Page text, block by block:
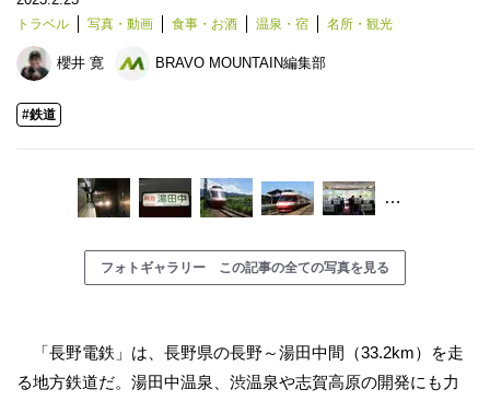
トラベル 写真・動画 食事・お酒 温泉・宿 名所・観光
櫻井 寛 BRAVO MOUNTAIN編集部
#鉄道
…
フォトギャラリー この記事の全ての写真を見る
「長野電鉄」は、長野県の長野～湯田中間（33.2km）を走
る地方鉄道だ。湯田中温泉、渋温泉や志賀高原の開発にも力